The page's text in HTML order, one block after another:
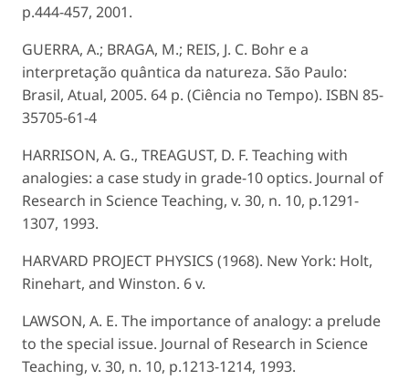
p.444-457, 2001.
GUERRA, A.; BRAGA, M.; REIS, J. C. Bohr e a
interpretação quântica da natureza. São Paulo:
Brasil, Atual, 2005. 64 p. (Ciência no Tempo). ISBN 85-
35705-61-4
HARRISON, A. G., TREAGUST, D. F. Teaching with
analogies: a case study in grade-10 optics. Journal of
Research in Science Teaching, v. 30, n. 10, p.1291-
1307, 1993.
HARVARD PROJECT PHYSICS (1968). New York: Holt,
Rinehart, and Winston. 6 v.
LAWSON, A. E. The importance of analogy: a prelude
to the special issue. Journal of Research in Science
Teaching, v. 30, n. 10, p.1213-1214, 1993.